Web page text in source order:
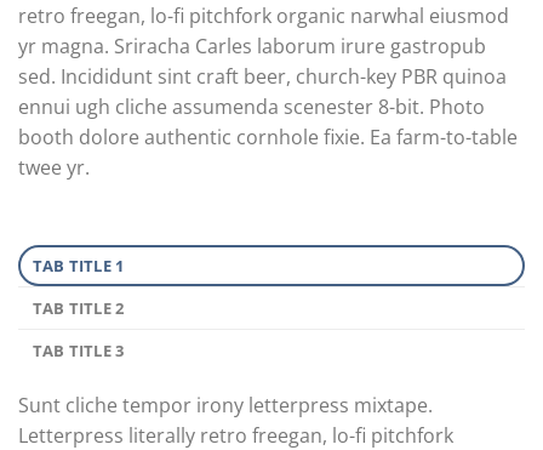
retro freegan, lo-fi pitchfork organic narwhal eiusmod
yr magna. Sriracha Carles laborum irure gastropub
sed. Incididunt sint craft beer, church-key PBR quinoa
ennui ugh cliche assumenda scenester 8-bit. Photo
booth dolore authentic cornhole fixie. Ea farm-to-table
twee yr.
TAB TITLE 1
TAB TITLE 2
TAB TITLE 3
Sunt cliche tempor irony letterpress mixtape.
Letterpress literally retro freegan, lo-fi pitchfork